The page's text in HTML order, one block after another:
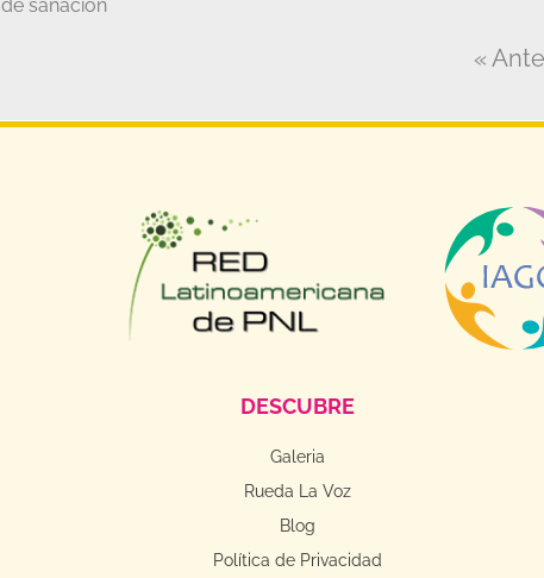
de sanación
«
DESCUBRE
Galeria
Rueda La Voz
Blog
Política de Privacidad